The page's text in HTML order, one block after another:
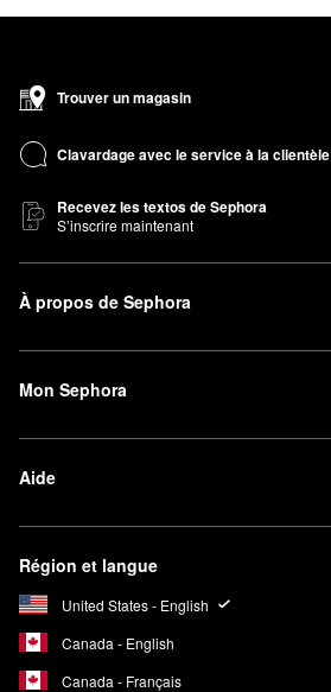
Trouver un magasin
Clavardage avec le service à la clientèle
Recevez les textos de Sephora
S’inscrire maintenant
À propos de Sephora
Mon Sephora
Aide
Région et langue
United States - English
Canada - English
Canada - Français